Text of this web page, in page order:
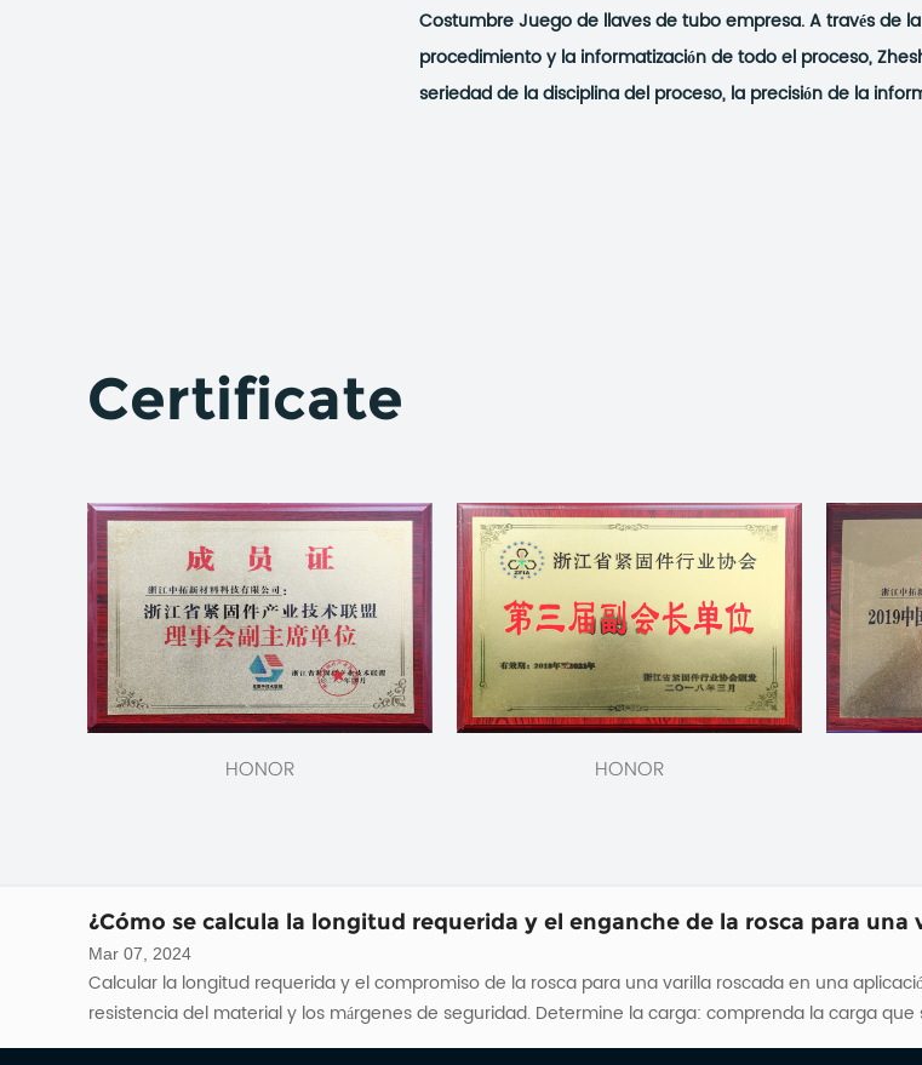
Costumbre Juego de llaves de tubo empresa. A través de
procedimiento y la informatización de todo el proceso,
seriedad de la disciplina del proceso, la precisión de la
Certificate
HONOR HONOR
¿En qué situaciones podría preferirse un perno de carro a otros tipos de
Feb 26, 2024
Pernos de carro Podría preferirse a otros tipos de pernos, como pernos hexagonales o tirafondos, en varias situaciones: Necesidades de seguridad: Los pernos de carro están
diseñados específicamente con un cuello cuadrado debajo de la cabeza, lo que evita que giren
Para preservar la integridad de pernos de brida Para una posible reutilización durante el desmontaje y almacenamiento, se pueden tomar varias medidas: Utilice las
¿En qué situaciones podría preferirse un perno de carro a otros tipos de
Feb 26, 2024
Pernos de carro Podría preferirse a otros tipos de pernos, como pernos hexagonales o tirafondos, en varias situaciones: Necesidades de seguridad: Los pernos de carro están
diseñados específicamente con un cuello cuadrado debajo de la cabeza, lo que evita que giren